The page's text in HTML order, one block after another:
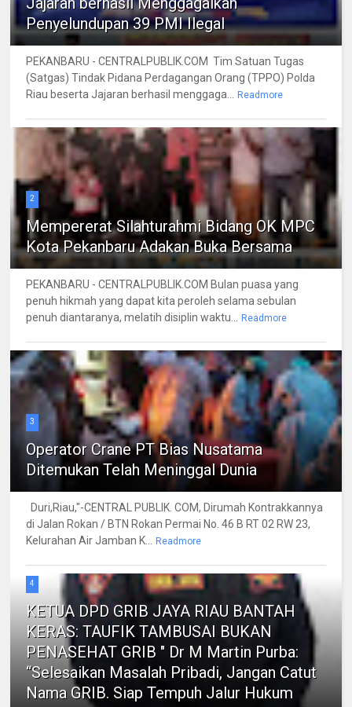
Penyelundupan 39 PMI Ilegal
PEKANBARU - CENTRALPUBLIK.COM Tim Satuan Tugas
(Satgas) Tindak Pidana Perdagangan Orang (TPPO) Polda
Riau beserta Jajaran berhasil menggaga...
Readmore
2
Mempererat Silahturahmi Bidang OK MPC
Kota Pekanbaru Adakan Buka Bersama
PEKANBARU - CENTRALPUBLIK.COM Bulan puasa yang
penuh hikmah yang dapat kita peroleh selama sebulan
penuh diantaranya, melatih disiplin waktu...
Readmore
3
Operator Crane PT Bias Nusatama
Ditemukan Telah Meninggal Dunia
Duri,Riau,"-CENTRAL PUBLIK. COM, Dirumah Kontrakkannya
di Jalan Rokan / BTN Rokan Permai No. 46 B RT 02 RW 23,
Kelurahan Air Jamban K...
Readmore
4
KETUA DPD GRIB JAYA RIAU BANTAH
KERAS: TAUFIK TAMBUSAI BUKAN
PENASEHAT GRIB " Dr M Martin Purba:
“Selesaikan Masalah Pribadi, Jangan Catut
Nama GRIB. Siap Tempuh Jalur Hukum